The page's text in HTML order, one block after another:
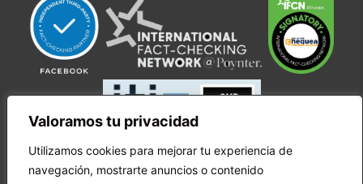
Valoramos tu privacidad
Utilizamos cookies para mejorar tu experiencia de
navegación, mostrarte anuncios o contenido